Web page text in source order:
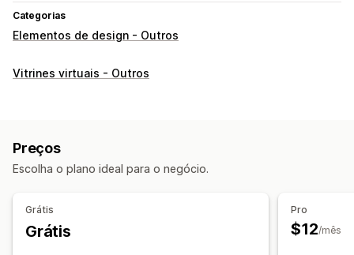
Categorias
Elementos de design - Outros
Vitrines virtuais - Outros
Preços
Escolha o plano ideal para o negócio.
Grátis
Grátis
Pro
$12/mês